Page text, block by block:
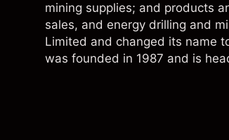
mining supplies; and products
sales, and energy drilling and
Limited and changed its name
was founded in 1987 and is